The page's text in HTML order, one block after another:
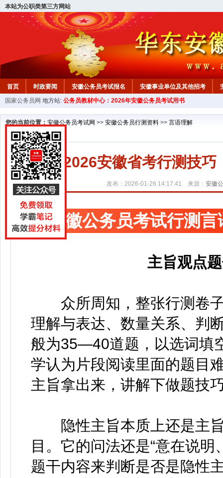
本站为公职类第三方网站
首页 时政要闻 安徽公务员考试报名 安徽事业单位及其他招考
安徽公务员行测试题 在线咨询 教材中心
国家公务员网 地方站: 公务员教材中心：2026年安徽公务员考试用书
您的当前位置： 安徽公务员考试网 >> 安徽公务员行测资料 >> 言语理解
2026安徽省考行测技
发布：2026-01-26 14:17:41 来源： 安徽
安徽公务员考试行测言
主旨观点
众所周知，整张行测卷子
理解与表达、数量关系、判
般为35—40道题，以选词填
学认为片段阅读里面的题目
主旨拿出来，讲解下做题技
隐性主旨本质上还是主旨
目。它的问法还是“意在说
题干内容来判断是否是隐性